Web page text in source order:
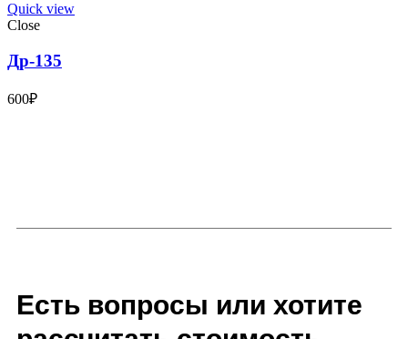
Quick view
Close
Др-135
600₽
Есть вопросы или хотите